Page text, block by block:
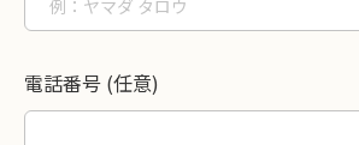
電話番号 (任意)